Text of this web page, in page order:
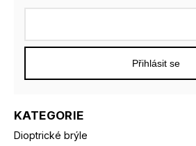
KATEGORIE
Dioptrické brýle
Přihlásit se